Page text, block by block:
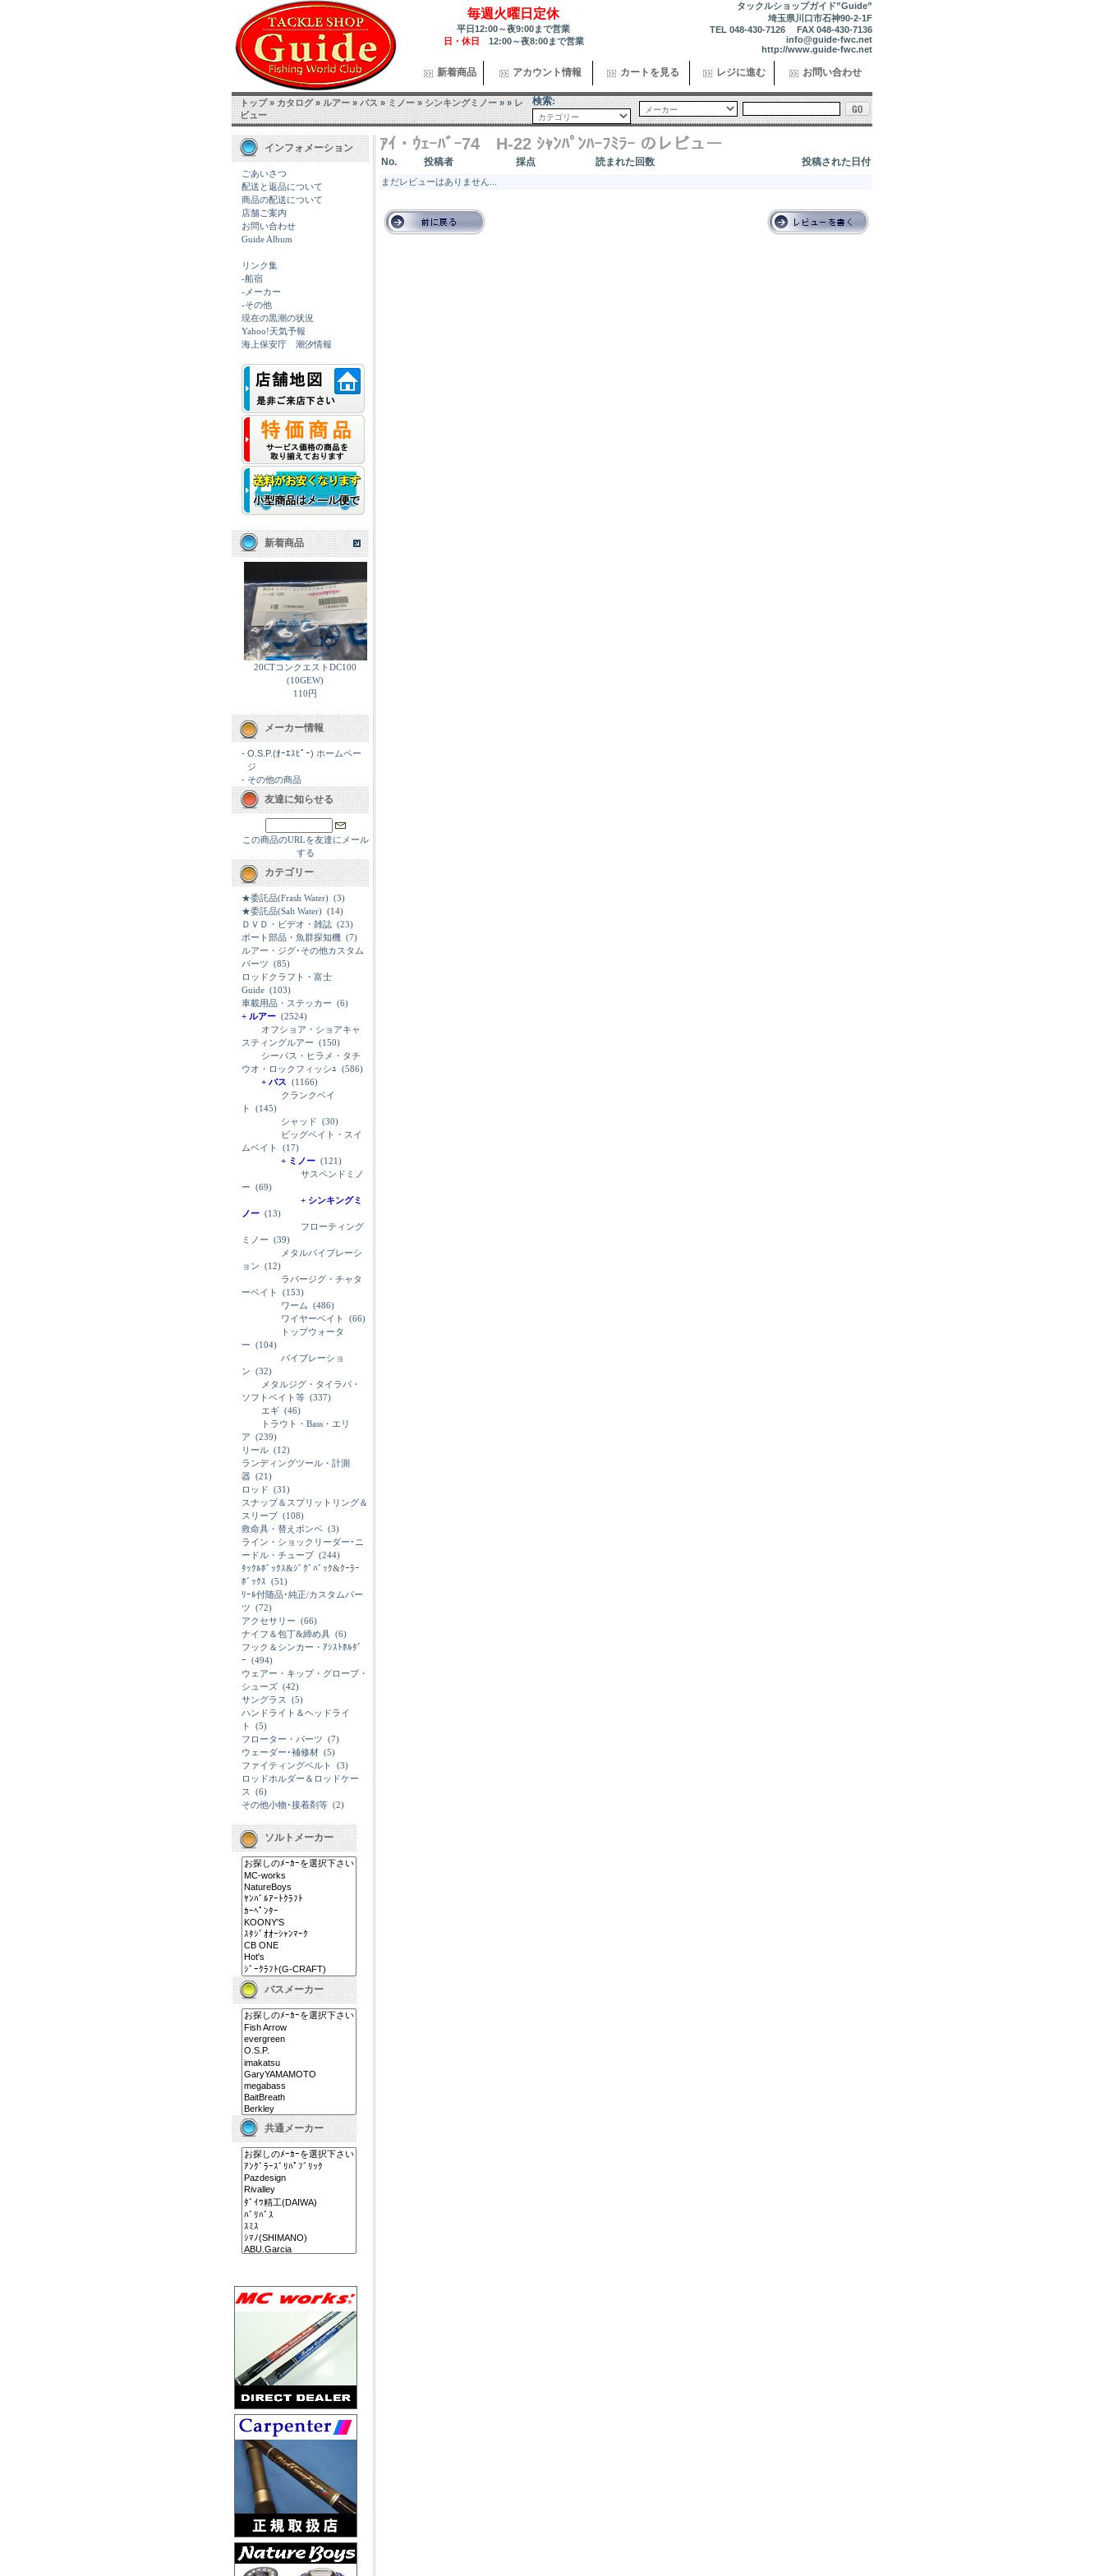
毎週火曜日定休
平日12:00～夜9:00まで営業
日・休日 12:00～夜8:00まで営業
タックルショップガイド”Guide”
埼玉県川口市石神90-2-1F
TEL 048-430-7126 FAX 048-430-7136
info@guide-fwc.net
http://www.guide-fwc.net
新着商品 アカウント情報 カートを見る レジに進む お問い合わせ
トップ»カタログ»ルアー»バス»ミノー»シンキングミノー»»レ
ビュー
検索:
インフォメーション
ごあいさつ
配送と返品について
商品の配送について
店舗ご案内
お問い合わせ
Guide Album
リンク集
-船宿
-メーカー
-その他
現在の黒潮の状況
Yahoo!天気予報
海上保安庁 潮汐情報
新着商品
20CTコンクエストDC100
(10GEW)
110円
メーカー情報
- O.S.P.(ｵｰｴｽﾋﾟｰ) ホームペー
ジ
- その他の商品
友達に知らせる
この商品のURLを友達にメール
する
カテゴリー
★委託品(Frash Water) (3)
★委託品(Salt Water) (14)
ＤＶＤ・ビデオ・雑誌 (23)
ボート部品・魚群探知機 (7)
ルアー・ジグ･その他カスタム
パーツ (85)
ロッドクラフト・富士
Guide (103)
車載用品・ステッカー (6)
+ ルアー (2524)
オフショア・ショアキャ
スティングルアー (150)
シーバス・ヒラメ・タチ
ウオ・ロックフィッシｭ (586)
+ バス (1166)
クランクベイ
ト
(145)
シャッド (30)
ビッグベイト・スイ
ムベイト
(17)
+ ミノー (121)
サスペンドミノ
ー (69)
+ シンキングミ
ノー (13)
フローティング
ミノー (39)
メタルバイブレーシ
ョン (12)
ラバージグ・チャタ
ーベイト
(153)
ワーム (486)
ワイヤーベイト
(66)
トップウォータ
ー (104)
バイブレーショ
ン (32)
メタルジグ・タイラバ・
ソフトベイト等 (337)
エギ (46)
トラウト・Bass・エリ
ア (239)
リール (12)
ランディングツール・計測
器 (21)
ロッド (31)
スナップ＆スプリットリング＆
スリーブ (108)
救命具・替えボンベ (3)
ライン・ショックリーダー･ニ
ードル・チューブ (244)
ﾀｯｸﾙﾎﾞｯｸｽ&ｼﾞｸﾞﾊﾞｯｸ&ｸｰﾗｰ
ﾎﾞｯｸｽ (51)
ﾘｰﾙ付随品･純正/カスタムパー
ツ (72)
アクセサリー (66)
ナイフ＆包丁&締め具 (6)
フック＆シンカー・ｱｼｽﾄﾎﾙﾀﾞ
ｰ (494)
ウェアー・キップ・グローブ・
シューズ (42)
サングラス
(5)
ハンドライト＆ヘッドライ
ト
(5)
フローター・パーツ (7)
ウェーダー･補修材 (5)
ファイティングベルト
(3)
ロッドホルダー＆ロッドケー
ス
(6)
その他小物･接着剤等 (2)
ソルトメーカー
バスメーカー
共通メーカー
ｱｲ・ｳｪｰﾊﾞｰ74 H-22 ｼｬﾝﾊﾟﾝﾊｰﾌﾐﾗｰ のレビュー
No. 投稿者 採点 読まれた回数 投稿された日付
まだレビューはありません...